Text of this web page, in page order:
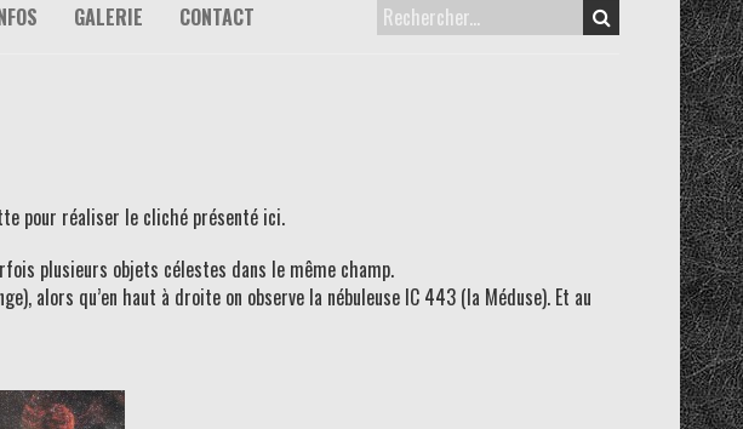
GALERIE CONTACT
pour réaliser le cliché présenté ici.
plusieurs objets célestes dans le même champ.
alors qu’en haut à droite on observe la nébuleuse IC 443 (la Méduse). Et au